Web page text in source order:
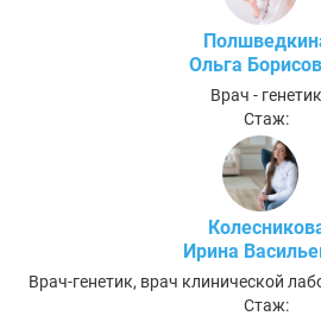
Ольга
Врач - генетик
Стаж:
Ирина
Врач-генетик, врач клинической
Стаж: